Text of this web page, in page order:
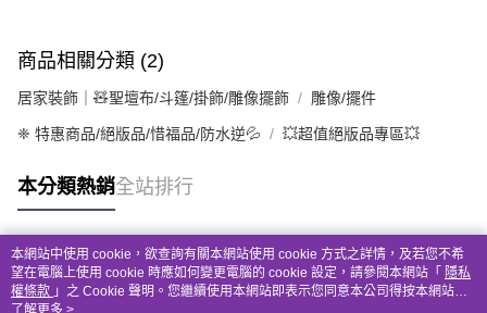
商品相關分類 (2)
居家裝飾｜🧸聖壇布/斗篷/掛飾/雕像擺飾 雕像/擺件
❈ 特惠商品/絕版品/惜福品/防水逆💦 💥超值絕版品專區💥
本分類熱銷全站排行
熱門標籤
本網站中使用 cookie，欲查詢有關本網站使用 cookie 方式之詳情，及若您不希
望在電腦上使用 cookie 時應如何變更電腦的 cookie 設定，請參閱本網站「 隱私
權條款 」之 Cookie 聲明。您繼續使用本網站即表示您同意本公司得按本網站使
用條款之 Cookie 聲明使用 cookie。
了解更多 >